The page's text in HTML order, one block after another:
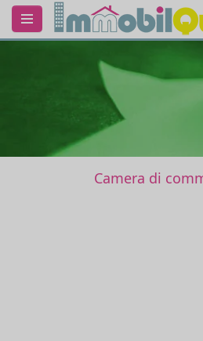
Camera di